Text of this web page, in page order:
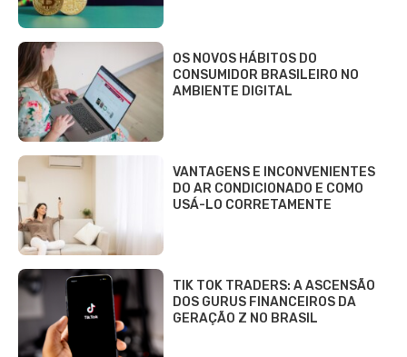
OS NOVOS HÁBITOS DO
CONSUMIDOR BRASILEIRO NO
AMBIENTE DIGITAL
VANTAGENS E INCONVENIENTES
DO AR CONDICIONADO E COMO
USÁ-LO CORRETAMENTE
TIK TOK TRADERS: A ASCENSÃO
DOS GURUS FINANCEIROS DA
GERAÇÃO Z NO BRASIL